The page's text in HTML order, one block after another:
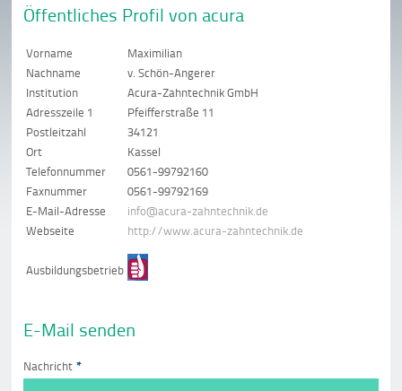
Öffentliches Profil von acura
Vorname
Maximilian
Nachname
v. Schön-Angerer
Institution
Acura-Zahntechnik GmbH
Adresszeile 1
Pfeifferstraße 11
Postleitzahl
34121
Ort
Kassel
Telefonnummer
0561-99792160
Faxnummer
0561-99792169
E-Mail-Adresse
info@acura-zahntechnik.de
Webseite
http://www.acura-zahntechnik.de
Ausbildungsbetrieb
E-Mail senden
Nachricht *